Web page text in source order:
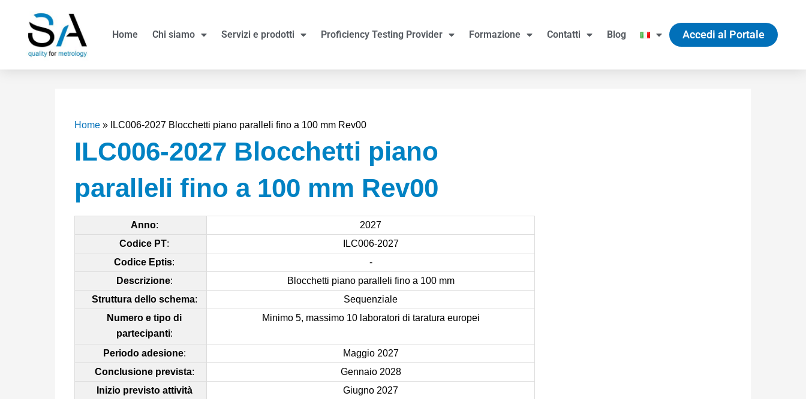
contenuto
Home Chi siamo Servizi e prodotti Proficiency Testing Provider Formazione Contatti Blog Accedi al Portale
Home » ILC006-2027 Blocchetti piano paralleli fino a 100 mm Rev00
ILC006-2027 Blocchetti piano
paralleli fino a 100 mm Rev00
Anno:
2027
Codice PT:
ILC006-2027
Codice Eptis:
-
Descrizione:
Blocchetti piano paralleli fino a 100 mm
Struttura dello schema:
Sequenziale
Numero e tipo di
partecipanti:
Minimo 5, massimo 10 laboratori di taratura europei
Periodo adesione:
Maggio 2027
Conclusione prevista:
Gennaio 2028
Inizio previsto attività
Giugno 2027